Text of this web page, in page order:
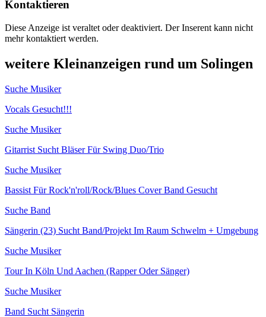
Kontaktieren
Diese Anzeige ist veraltet oder deaktiviert. Der Inserent kann nicht
mehr kontaktiert werden.
weitere Kleinanzeigen rund um Solingen
Suche Musiker
Vocals Gesucht!!!
Suche Musiker
Gitarrist Sucht Bläser Für Swing Duo/Trio
Suche Musiker
Bassist Für Rock'n'roll/Rock/Blues Cover Band Gesucht
Suche Band
Sängerin (23) Sucht Band/Projekt Im Raum Schwelm + Umgebung
Suche Musiker
Tour In Köln Und Aachen (Rapper Oder Sänger)
Suche Musiker
Band Sucht Sängerin